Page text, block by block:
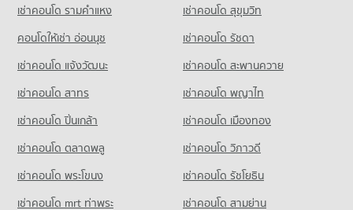
Condo for Rent near Pranakhon Si Ayutthaya Polytechnic
College
8 properties for rent
Condo for Sale near Pranakhon Si Ayutthaya Polytechnic
5 properties for sale
Condo The Sky Ayutthaya
PROJECT_COUNT
Condo for Rent near The Sky Ayutthaya
8 properties for rent
เช่าคอนโด รามคําแหง
เช่าคอนโด สุขุมวิท
คอนโดให้เช่า อ่อนนุช
เช่าคอนโด รัชดา
เช่าคอนโด แจ้งวัฒนะ
เช่าคอนโด สะพานควาย
เช่าคอนโด สาทร
เช่าคอนโด พญาไท
เช่าคอนโด ปิ่นเกล้า
เช่าคอนโด เมืองทอง
เช่าคอนโด ตลาดพลู
เช่าคอนโด วิภาวดี
เช่าคอนโด พระโขนง
เช่าคอนโด รัชโยธิน
เช่าคอนโด mrt ท่าพระ
เช่าคอนโด สามย่าน